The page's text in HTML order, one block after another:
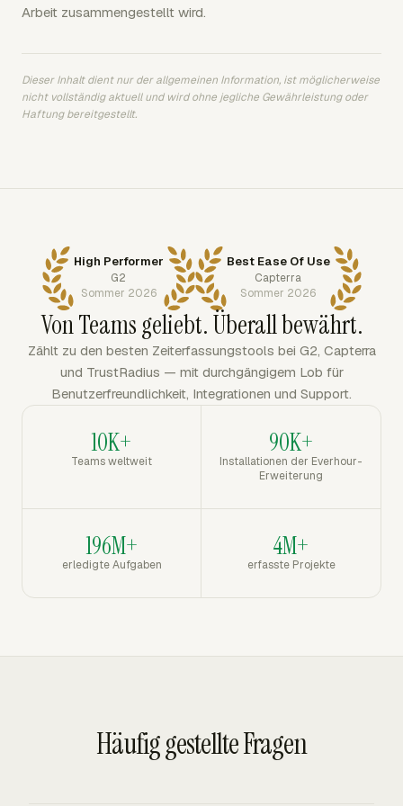
Arbeit zusammengestellt wird.
Dieser Inhalt dient nur der allgemeinen Information, ist möglicherweise
nicht vollständig aktuell und wird ohne jegliche Gewährleistung oder
Haftung bereitgestellt.
High Performer
G2
Sommer 2026
Best Ease Of Use
Capterra
Sommer 2026
Von Teams geliebt. Überall bewährt.
Zählt zu den besten Zeiterfassungstools bei G2, Capterra
und TrustRadius — mit durchgängigem Lob für
Benutzerfreundlichkeit, Integrationen und Support.
10K+
Teams weltweit
90K+
Installationen der Everhour-
Erweiterung
196M+
erledigte Aufgaben
4M+
erfasste Projekte
Häufig gestellte Fragen